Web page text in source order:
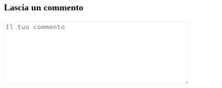
Lascia un commento